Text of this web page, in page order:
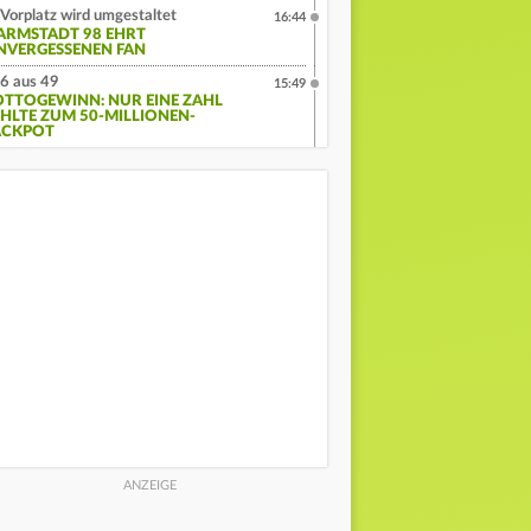
Vorplatz wird umgestaltet
98 EHRT
FAN
16:44
6 aus 49
NUR EINE ZAHL
ZUM 50-MILLIONEN-
15:49